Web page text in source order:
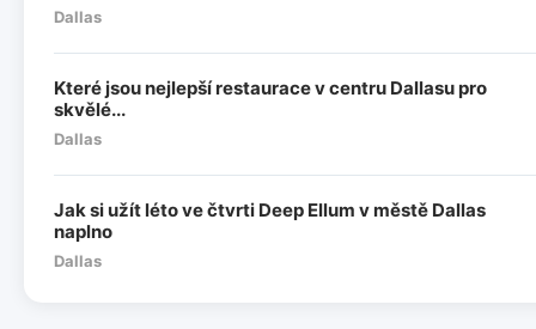
Dallas
Které jsou nejlepší restaurace v centru Dallasu pro
skvělé...
Dallas
Jak si užít léto ve čtvrti Deep Ellum v městě Dallas
naplno
Dallas